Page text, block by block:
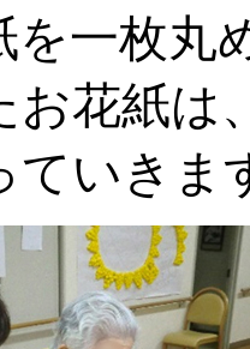
を一枚丸
お花紙は
ていきま